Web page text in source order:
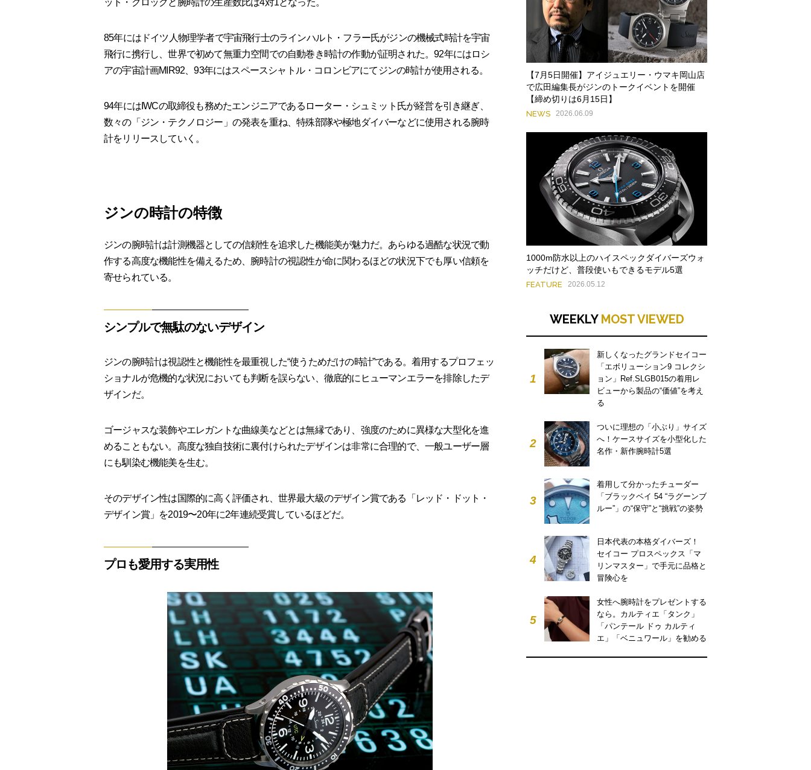
ット・クロックと腕時計の生産数比は4対1となった。
85年にはドイツ人物理学者で宇宙飛行士のラインハルト・フラー氏がジンの機械式時計を宇宙
飛行に携行し、世界で初めて無重力空間での自動巻き時計の作動が証明された。92年にはロシ
アの宇宙計画MIR92、93年にはスペースシャトル・コロンビアにてジンの時計が使用される。
94年にはIWCの取締役も務めたエンジニアであるローター・シュミット氏が経営を引き継ぎ、
数々の「ジン・テクノロジー」の発表を重ね、特殊部隊や極地ダイバーなどに使用される腕時
計をリリースしていく。
ジンの時計の特徴
ジンの腕時計は計測機器としての信頼性を追求した機能美が魅力だ。あらゆる過酷な状況で動
作する高度な機能性を備えるため、腕時計の視認性が命に関わるほどの状況下でも厚い信頼を
寄せられている。
シンプルで無駄のないデザイン
ジンの腕時計は視認性と機能性を最重視した“使うためだけの時計”である。着用するプロフェッ
ショナルが危機的な状況においても判断を誤らない、徹底的にヒューマンエラーを排除したデ
ザインだ。
ゴージャスな装飾やエレガントな曲線美などとは無縁であり、強度のために異様な大型化を進
めることもない。高度な独自技術に裏付けられたデザインは非常に合理的で、一般ユーザー層
にも馴染む機能美を生む。
そのデザイン性は国際的に高く評価され、世界最大級のデザイン賞である「レッド・ドット・
デザイン賞」を2019〜20年に2年連続受賞しているほどだ。
プロも愛用する実用性
【7月5日開催】アイジュエリー・ウマキ岡山店
で広田編集長がジンのトークイベントを開催
【締め切りは6月15日】
NEWS 2026.06.09
1000m防水以上のハイスペックダイバーズウォ
ッチだけど、普段使いもできるモデル5選
FEATURE 2026.05.12
WEEKLY MOST VIEWED
1
新しくなったグランドセイコー
「エボリューション9 コレクシ
ョン」Ref.SLGB015の着用レ
ビューから製品の“価値”を考え
る
2
ついに理想の「小ぶり」サイズ
へ！ケースサイズを小型化した
名作・新作腕時計5選
3
着用して分かったチューダー
「ブラックベイ 54 “ラグーンブ
ルー”」の“保守”と“挑戦”の姿勢
4
日本代表の本格ダイバーズ！
セイコー プロスペックス「マ
リンマスター」で手元に品格と
冒険心を
5
女性へ腕時計をプレゼントする
なら。カルティエ「タンク」
「パンテール ドゥ カルティ
エ」「ベニュワール」を勧める